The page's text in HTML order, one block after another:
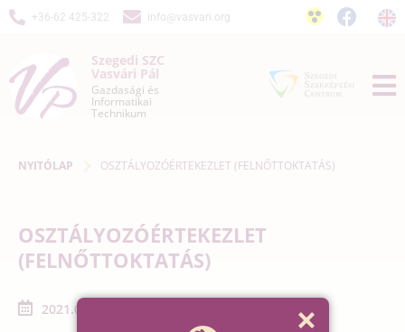
+36-62 425-322 info@vasvari.org
Szegedi SZC
Vasvári Pál
Gazdasági és
Informatikai
Technikum
NYITÓLAP OSZTÁLYOZÓÉRTEKEZLET (FELNŐTTOKTATÁS)
OSZTÁLYOZÓÉRTEKEZLET
(FELNŐTTOKTATÁS)
2021.06.14. - 2021.06.14.